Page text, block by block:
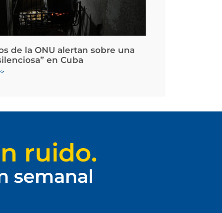
de la ONU alertan sobre una
en Cuba
ruido.
semanal